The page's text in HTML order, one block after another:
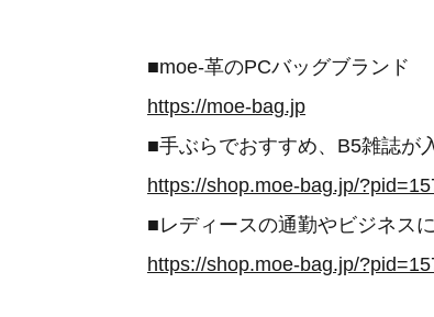
■moe-革のPCバッグブランド
https://moe-bag.jp
■手ぶらでおすすめ、B5雑誌が
https://shop.moe-bag.jp/
■レディースの通勤やビジネス
https://shop.moe-bag.jp/